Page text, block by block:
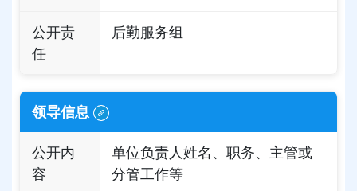
公开责
任
后勤服务组
领导信息
公开内
容
单位负责人姓名、职务、主管或
分管工作等